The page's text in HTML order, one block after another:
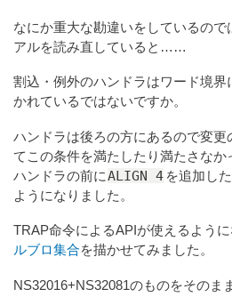
なにか重大な勘違いをしているので
アルを読み直していると……
割込・例外のハンドラはワード境
かれているではないですか。
ハンドラは後ろの方にあるので変
てこの条件を満たしたり満たさなか
ハンドラの前に ALIGN 4 を追加し
ようになりました。
TRAP命令によるAPIが使えるよう
ルブロ集合を描かせてみました。
NS32016+NS32081のものをそのま